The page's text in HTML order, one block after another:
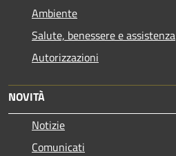
Ambiente
Salute, benessere e assistenza
Autorizzazioni
NOVITÀ
Notizie
Comunicati